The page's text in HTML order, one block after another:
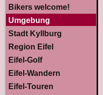
Bikers welcome!
Umgebung
Stadt Kyllburg
Region Eifel
Eifel-Golf
Eifel-Wandern
Eifel-Touren